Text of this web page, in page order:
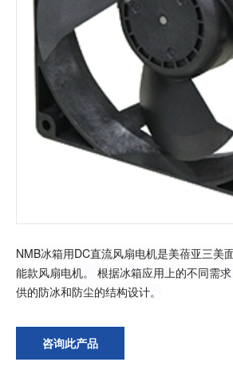
企业信息
加入我们
NMB冰箱用DC直流风扇电机是美蓓亚三美
能款风扇电机。 根据冰箱应用上的不同需
供的防冰和防尘的结构设计。
咨询此产品